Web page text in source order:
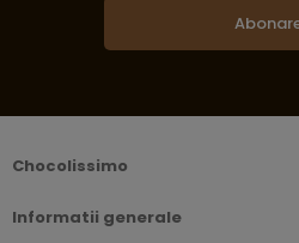
Chocolissimo
Informatii generale